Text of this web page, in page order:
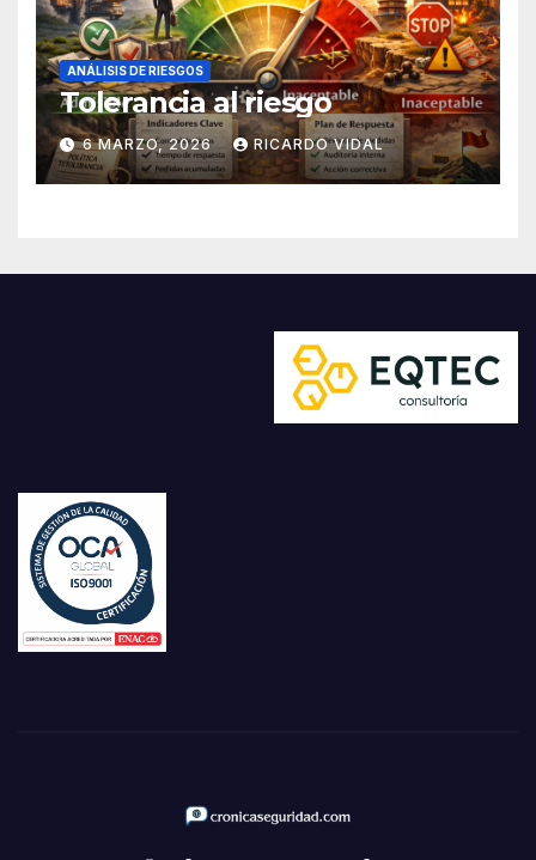
ANÁLISIS DE RIESGOS
Tolerancia al riesgo
6 MARZO, 2026 RICARDO VIDAL